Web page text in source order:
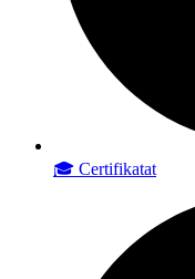
🎓 Certifikatat